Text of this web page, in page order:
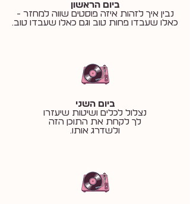
ביום הראשון
נבין איך לזהות איזה פוסטים שווה למחזר -
כאלו שעבדו פחות טוב וגם כאלו שעבדו טוב.
ביום השני
נצלול לכלים ושיטות שיעזרו
לך לקחת את התוכן הזה
ולשדרג אותו.